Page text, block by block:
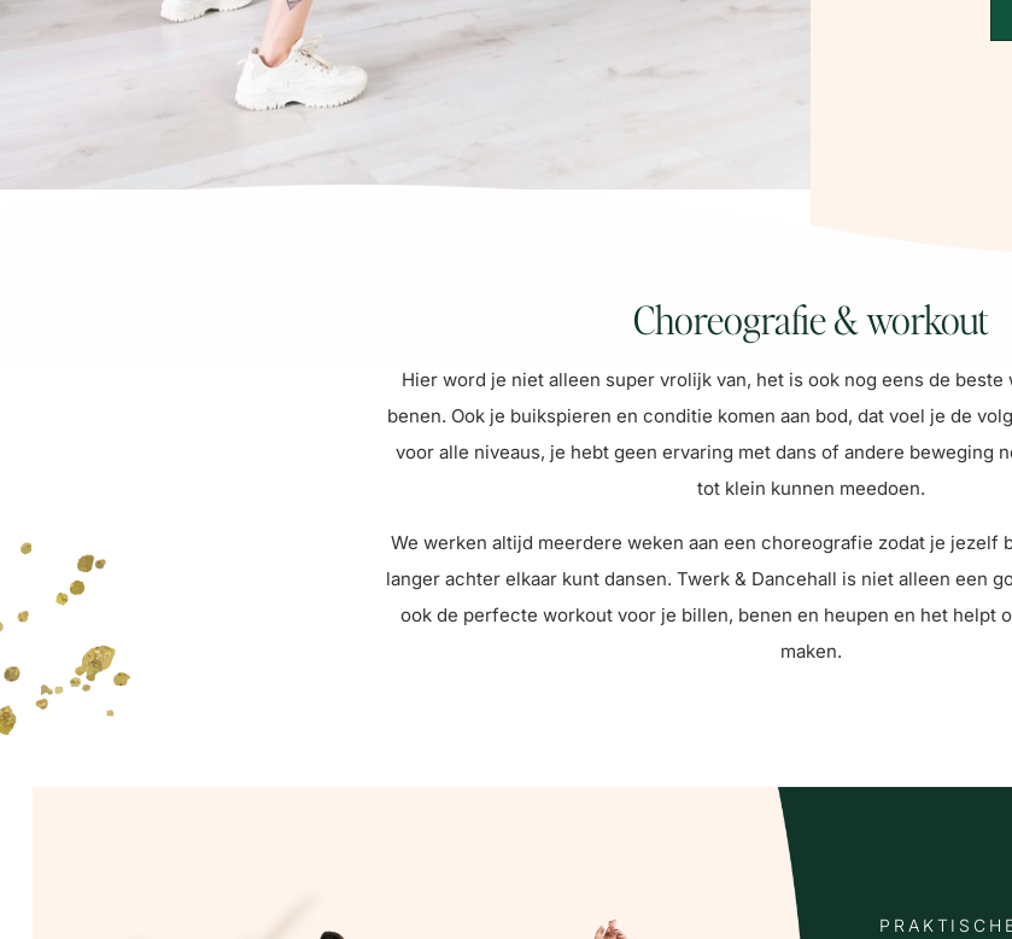
Choreografie & workout
Hier word je niet alleen super vrolijk van, het is ook nog eens de
benen. Ook je buikspieren en conditie komen aan bod, dat voel je de
voor alle niveaus, je hebt geen ervaring met dans of andere beweging
tot klein kunnen meedoen.
We werken altijd meerdere weken aan een choreografie zodat je jezelf
langer achter elkaar kunt dansen. Twerk & Dancehall is niet alleen een
ook de perfecte workout voor je billen, benen en heupen en het helpt
maken.